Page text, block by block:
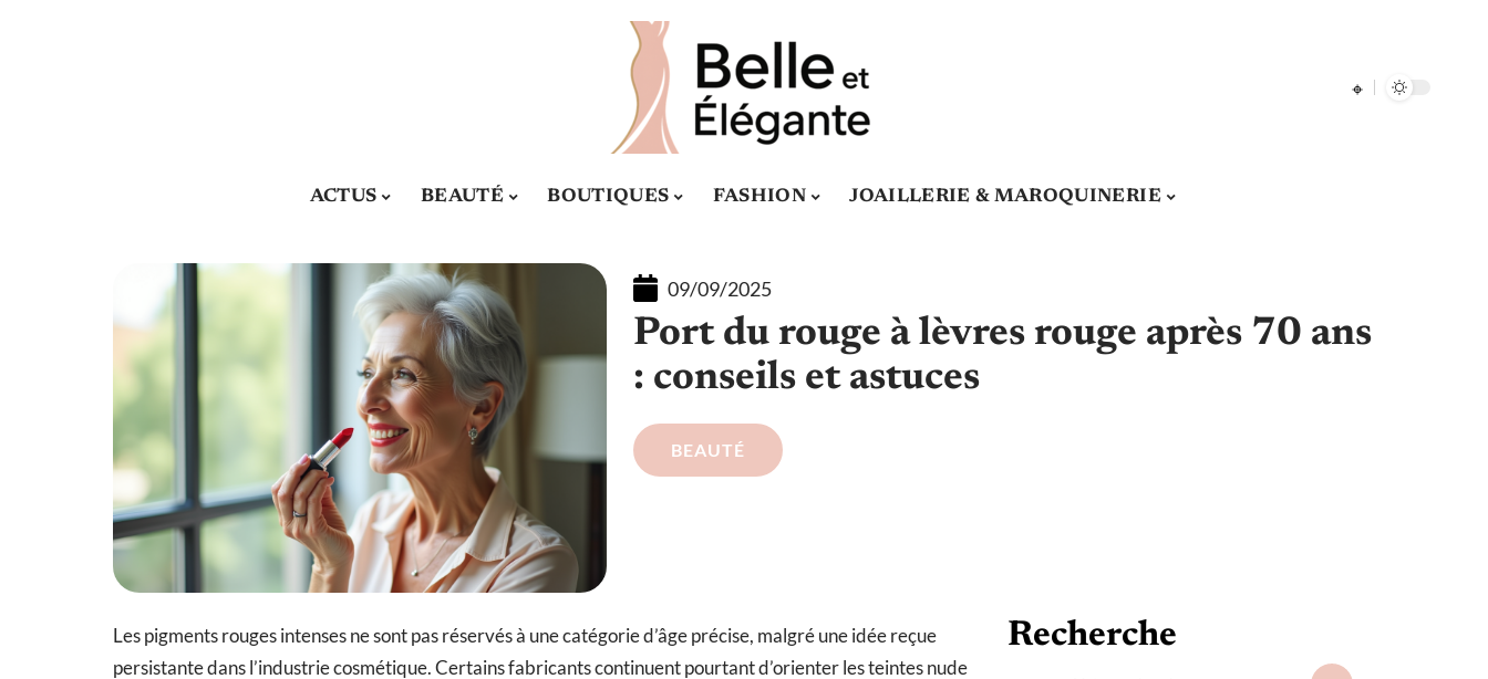
ACTUS BEAUTÉ BOUTIQUES FASHION JOAILLERIE & MAROQUINERIE
09/09/2025
Port du rouge à lèvres rouge après 70 ans
: conseils et astuces
BEAUTÉ
Les pigments rouges intenses ne sont pas réservés à une catégorie d’âge précise, malgré une idée reçue
persistante dans l’industrie cosmétique. Certains fabricants continuent pourtant d’orienter les teintes nude
Recherche